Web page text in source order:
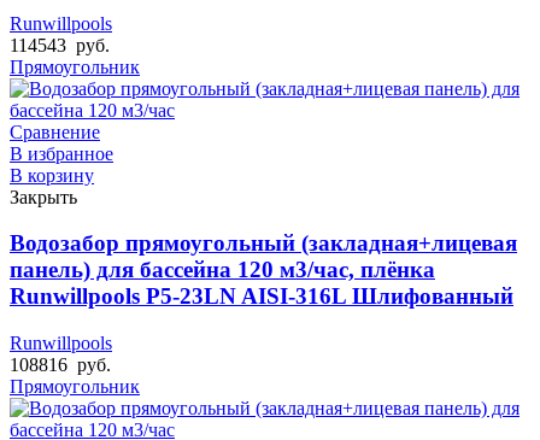
Runwillpools
114543 руб.
Прямоугольник
Сравнение
В избранное
В корзину
Закрыть
Водозабор прямоугольный (закладная+лицевая
панель) для бассейна 120 м3/час, плёнка
Runwillpools Р5-23LN AISI-316L Шлифованный
Runwillpools
108816 руб.
Прямоугольник